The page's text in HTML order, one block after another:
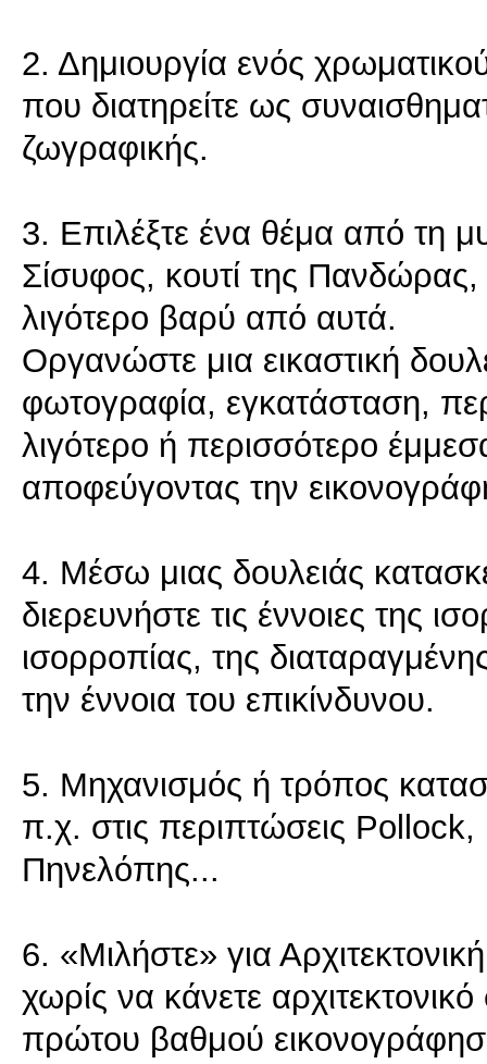
2. Δημιουργία ενός
που διατηρείτε ως
ζωγραφικής.
3. Επιλέξτε ένα θέμα από τη
Σίσυφος, κουτί της Πανδώρας,
λιγότερο βαρύ από αυτά.
Οργανώστε μια εικαστική
φωτογραφία, εγκατάσταση,
λιγότερο ή περισσότερο
αποφεύγοντας την
4. Μέσω μιας δουλειάς
διερευνήστε τις έννοιες της
ισορροπίας, της
την έννοια του επικίνδυνου.
5. Μηχανισμός ή τρόπος
π.χ. στις περιπτώσεις
Πηνελόπης...
6. «Μιλήστε» για
χωρίς να κάνετε
πρώτου βαθμού